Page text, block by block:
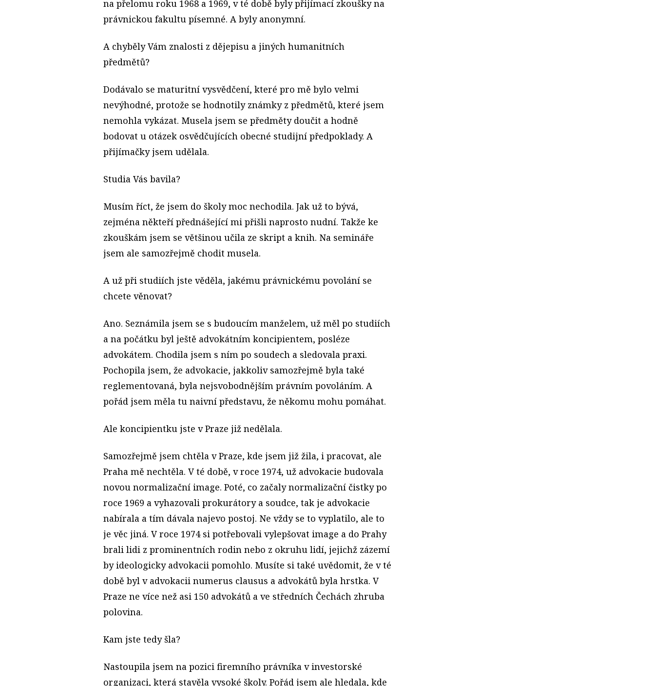
na přelomu roku 1968 a 1969, v té době byly přijímací zkoušky na
právnickou fakultu písemné. A byly anonymní.
A chyběly Vám znalosti z dějepisu a jiných humanitních
předmětů?
Dodávalo se maturitní vysvědčení, které pro mě bylo velmi
nevýhodné, protože se hodnotily známky z předmětů, které jsem
nemohla vykázat. Musela jsem se předměty doučit a hodně
bodovat u otázek osvědčujících obecné studijní předpoklady. A
přijímačky jsem udělala.
Studia Vás bavila?
Musím říct, že jsem do školy moc nechodila. Jak už to bývá,
zejména někteří přednášející mi přišli naprosto nudní. Takže ke
zkouškám jsem se většinou učila ze skript a knih. Na semináře
jsem ale samozřejmě chodit musela.
A už při studiích jste věděla, jakému právnickému povolání se
chcete věnovat?
Ano. Seznámila jsem se s budoucím manželem, už měl po studiích
a na počátku byl ještě advokátním koncipientem, posléze
advokátem. Chodila jsem s ním po soudech a sledovala praxi.
Pochopila jsem, že advokacie, jakkoliv samozřejmě byla také
reglementovaná, byla nejsvobodnějším právním povoláním. A
pořád jsem měla tu naivní představu, že někomu mohu pomáhat.
Ale koncipientku jste v Praze již nedělala.
Samozřejmě jsem chtěla v Praze, kde jsem již žila, i pracovat, ale
Praha mě nechtěla. V té době, v roce 1974, už advokacie budovala
novou normalizační image. Poté, co začaly normalizační čistky po
roce 1969 a vyhazovali prokurátory a soudce, tak je advokacie
nabírala a tím dávala najevo postoj. Ne vždy se to vyplatilo, ale to
je věc jiná. V roce 1974 si potřebovali vylepšovat image a do Prahy
brali lidi z prominentních rodin nebo z okruhu lidí, jejichž zázemí
by ideologicky advokacii pomohlo. Musíte si také uvědomit, že v té
době byl v advokacii numerus clausus a advokátů byla hrstka. V
Praze ne více než asi 150 advokátů a ve středních Čechách zhruba
polovina.
Kam jste tedy šla?
Nastoupila jsem na pozici firemního právníka v investorské
organizaci, která stavěla vysoké školy. Pořád jsem ale hledala, kde